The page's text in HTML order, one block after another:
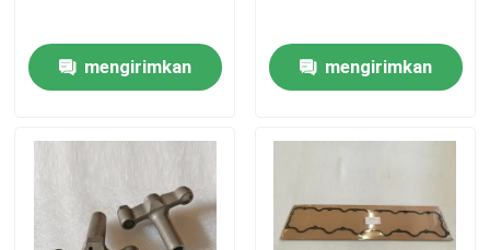
Produk
mengirimkan mengirimkan